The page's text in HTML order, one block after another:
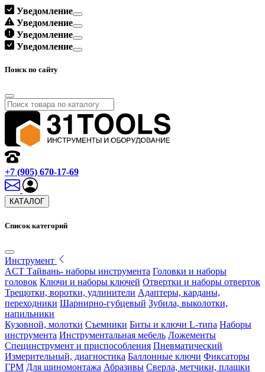
Уведомление
Уведомление
Уведомление
Уведомление
Поиск по сайту
+7 (905) 670-17-69
КАТАЛОГ
Список категорий
Инструмент
ACT Тайвань- наборы инструмента Головки и наборы
головок Ключи и наборы ключей Отвертки и наборы отверток
Трещотки, воротки, удлинители Адаптеры, карданы,
переходники Шарнирно-губцевый Зубила, выколотки,
напильники
Кузовной, молотки Съемники Биты и ключи L-типа Наборы
инструмента Инструментальная мебель Ложементы
Специнструмент и приспособления Пневматический
Измерительный, диагностика Баллонные ключи Фиксаторы
ГРМ Для шиномонтажа Абразивы Сверла, метчики, плашки